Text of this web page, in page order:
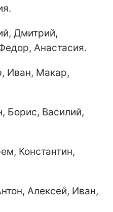
Дмитрий,
Анастасия.
Иван, Макар,
Борис, Василий,
Константин,
Алексей, Иван,